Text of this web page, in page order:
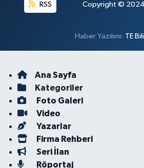
RSS Copyright © 2024.
Haber Yazılımı: TE
Ana Sayfa
Kategoriler
Foto Galeri
Video
Yazarlar
Firma Rehberi
Seri İlan
Röportaj